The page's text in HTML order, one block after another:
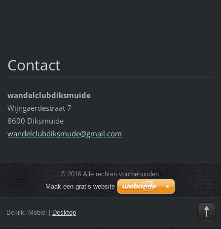
Contact
wandelclubdiksmuide
Wijngaerdestraat 7
8600 Diksmuide
wandelclubdiksmude@gmail.com
© 2016 Alle rechten voorbehouden.
Maak een gratis website
Bekijk: Mobiel Desktop